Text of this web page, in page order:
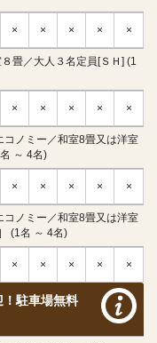
× × × × ×
畳／大人３名定員[ＳＨ] (1
× × × × ×
ノミー／和室8畳又は洋室
～ 4名)
× × × × ×
ノミー／和室8畳又は洋室
(1名 ～ 4名)
× × × × ×
！駐車場無料